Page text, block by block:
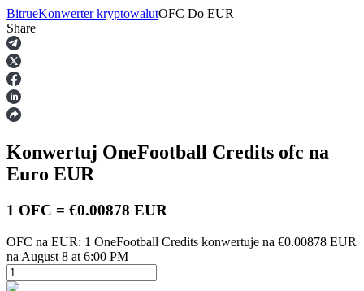
Kontrakty terminowe
Kontrakty terminowe na USDT
BitrueKonwerter kryptowalutOFC Do EUR
Share
Konwertuj OneFootball Credits ofc na
Euro EUR
1 OFC = €0.00878 EUR
OFC na EUR: 1 OneFootball Credits konwertuje na €0.00878 EUR
na August 8 at 6:00 PM